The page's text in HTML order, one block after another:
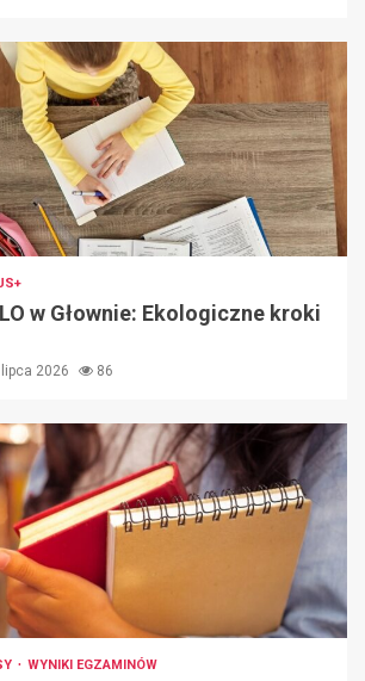
w Głownie: Ekologiczne kroki
2026 86
WYNIKI EGZAMINÓW